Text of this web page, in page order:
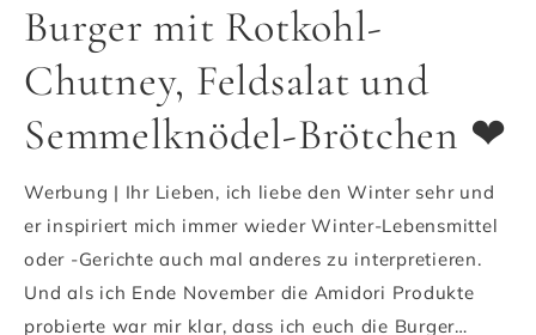
Burger mit Rotkohl-
Chutney, Feldsalat und
Semmelknödel-Brötchen ❤
Werbung | Ihr Lieben, ich liebe den Winter sehr und
er inspiriert mich immer wieder Winter-Lebensmittel
oder -Gerichte auch mal anderes zu interpretieren.
Und als ich Ende November die Amidori Produkte
probierte war mir klar, dass ich euch die Burger…